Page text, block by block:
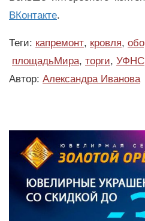
ВКонтакте.
Теги: капремонт, кровля,
площадьМира, торги, УФНС
Автор: Александра Иванова